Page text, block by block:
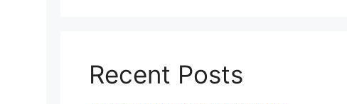
Recent Posts